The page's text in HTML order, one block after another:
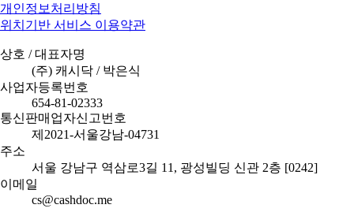
개인정보처리방침
위치기반 서비스 이용약관
상호 / 대표자명
(주) 캐시닥 / 박은식
사업자등록번호
654-81-02333
통신판매업자신고번호
제2021-서울강남-04731
주소
서울 강남구 역삼로3길 11, 광성빌딩 신관 2층 [0242]
이메일
cs@cashdoc.me